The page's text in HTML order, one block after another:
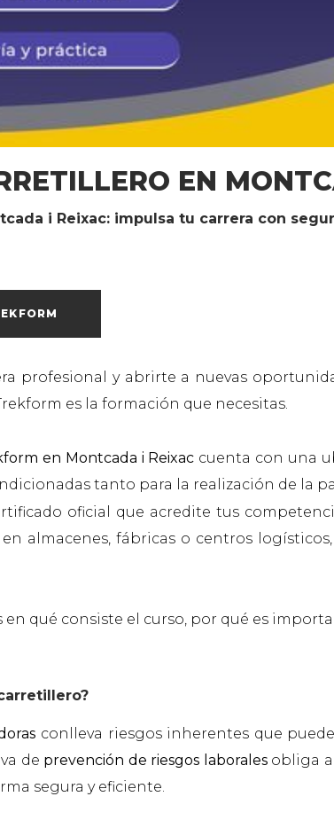
EN
i Reixac: impulsa tu carrera con
profesional y abrirte a nuevas
es la formación que necesitas.
en Montcada i Reixac cuenta con una
tanto para la realización de la
oficial que acredite tus
almacenes, fábricas o centros
qué consiste el curso, por qué es
conlleva riesgos inherentes que
de prevención de riesgos laborales obliga
segura y eficiente.